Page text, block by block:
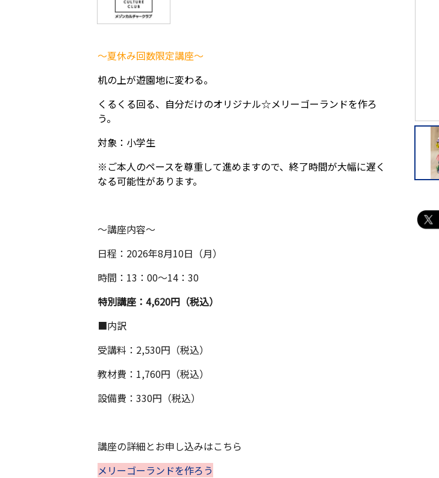
～夏休み回数限定講座～
机の上が遊園地に変わる。
くるくる回る、自分だけのオリジナル☆メリーゴーランドを作ろ
う。
対象：小学生
※ご本人のペースを尊重して進めますので、終了時間が大幅に遅く
なる可能性があります。
～講座内容～
日程：2026年8月10日（月）
時間：13：00～14：30
特別講座：4,620円（税込）
■内訳
受講料：2,530円（税込）
教材費：1,760円（税込）
設備費：330円（税込）
講座の詳細とお申し込みはこちら
メリーゴーランドを作ろう